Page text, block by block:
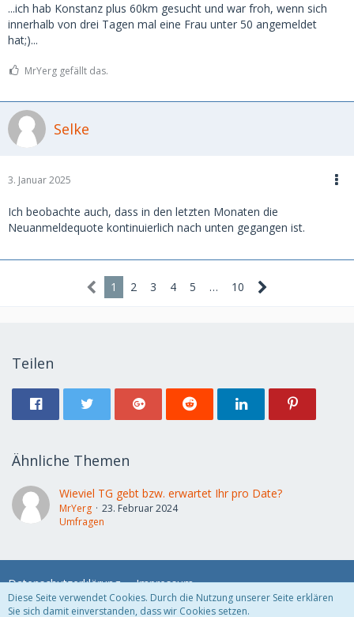
...ich hab Konstanz plus 60km gesucht und war froh, wenn sich
innerhalb von drei Tagen mal eine Frau unter 50 angemeldet
hat;)...
MrYerg gefällt das.
Selke
3. Januar 2025
Ich beobachte auch, dass in den letzten Monaten die
Neuanmeldequote kontinuierlich nach unten gegangen ist.
1 2 3 4 5 … 10
Teilen
Ähnliche Themen
Wieviel TG gebt bzw. erwartet Ihr pro Date?
MrYerg
23. Februar 2024
Umfragen
Datenschutzerklärung Impressum
Diese Seite verwendet Cookies. Durch die Nutzung unserer Seite erklären
Sie sich damit einverstanden, dass wir Cookies setzen.